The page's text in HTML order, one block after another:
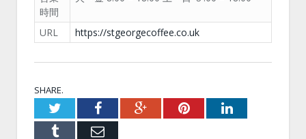
時間
URL https://stgeorgecoffee.co.uk
SHARE.
TwitterFacebookGoogle+PinterestLinkedIn
Tumblr Email